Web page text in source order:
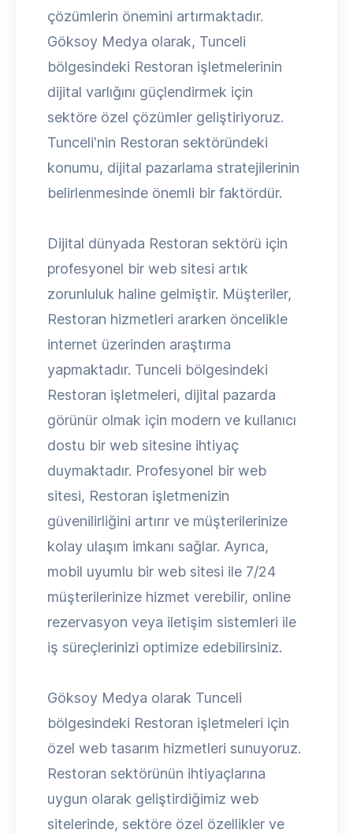
çözümlerin önemini artırmaktadır.
Göksoy Medya olarak, Tunceli
bölgesindeki Restoran işletmelerinin
dijital varlığını güçlendirmek için
sektöre özel çözümler geliştiriyoruz.
Tunceli'nin Restoran sektöründeki
konumu, dijital pazarlama stratejilerinin
belirlenmesinde önemli bir faktördür.
Dijital dünyada Restoran sektörü için
profesyonel bir web sitesi artık
zorunluluk haline gelmiştir. Müşteriler,
Restoran hizmetleri ararken öncelikle
internet üzerinden araştırma
yapmaktadır. Tunceli bölgesindeki
Restoran işletmeleri, dijital pazarda
görünür olmak için modern ve kullanıcı
dostu bir web sitesine ihtiyaç
duymaktadır. Profesyonel bir web
sitesi, Restoran işletmenizin
güvenilirliğini artırır ve müşterilerinize
kolay ulaşım imkanı sağlar. Ayrıca,
mobil uyumlu bir web sitesi ile 7/24
müşterilerinize hizmet verebilir, online
rezervasyon veya iletişim sistemleri ile
iş süreçlerinizi optimize edebilirsiniz.
Göksoy Medya olarak Tunceli
bölgesindeki Restoran işletmeleri için
özel web tasarım hizmetleri sunuyoruz.
Restoran sektörünün ihtiyaçlarına
uygun olarak geliştirdiğimiz web
sitelerinde, sektöre özel özellikler ve